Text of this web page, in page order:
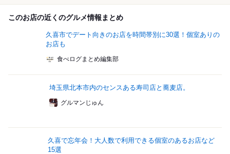
このお店の近くのグルメ情報まとめ
久喜市でデート向きのお店を時間帯別に30選！個室ありの
お店も
食べログまとめ編集部
埼玉県北本市内のセンスある寿司店と蕎麦店。
グルマンじゅん
久喜で忘年会！大人数で利用できる個室のあるお店など
15選